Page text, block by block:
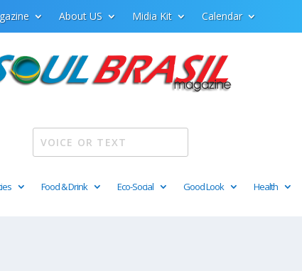
About US Midia Kit Calendar
Food & Drink Eco-Social Good Look Health